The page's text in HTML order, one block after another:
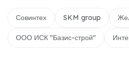
Совинтех SKM group
ООО ИСК "Базис-строй"